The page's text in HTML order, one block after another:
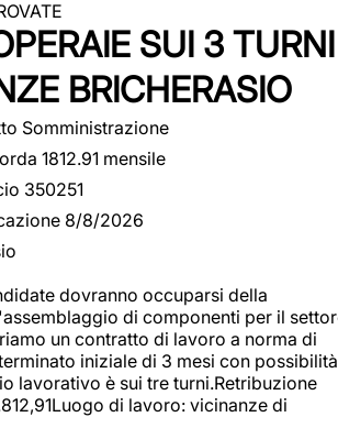
SUI 3 TURNI
BRICHERASIO
Somministrazione
1812.91 mensile
350251
8/8/2026
dovranno occuparsi della
di componenti per il
un contratto di lavoro a norma di
iniziale di 3 mesi con possibilità
lavorativo è sui tre turni.Retribuzione
di lavoro: vicinanze di